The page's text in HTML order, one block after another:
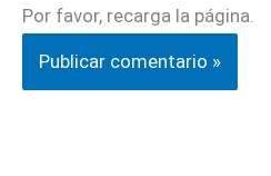
Por favor, recarga la página.